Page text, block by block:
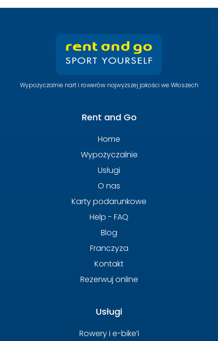
Wypożyczalnie nart i rowerów najwyższej jakości we Włoszech
Rent and Go
Home
Wypożyczalnie
Usługi
O nas
Karty podarunkowe
Help - FAQ
Blog
Franczyza
Kontakt
Rezerwuj online
Usługi
Rowery i e-bike’i